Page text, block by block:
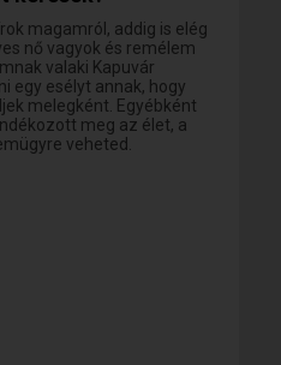
magamról, addig is elég
nő vagyok és remélem
valaki Kapuvár
egy esélyt annak, hogy
melegként. Egyébként
meg az élet, a
veheted.